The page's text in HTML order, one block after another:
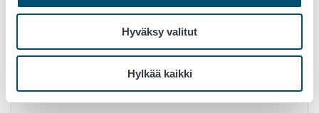
Hyväksy valitut
Hylkää kaikki
otantatarkastuksissa havaittujen laiminlyöntien
määrä (37 %) lisääntyi edellisvuodesta (26 %).
Kasvu…
Maatilojen eläinsuojelutarkastustuloksissa pientä